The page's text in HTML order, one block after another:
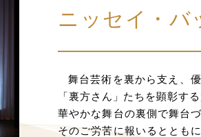
ニッセイ・バ
舞台芸術を裏から支え、
「裏方さん」たちを顕彰す
華やかな舞台の裏側で舞台
そのご労苦に報いるととも